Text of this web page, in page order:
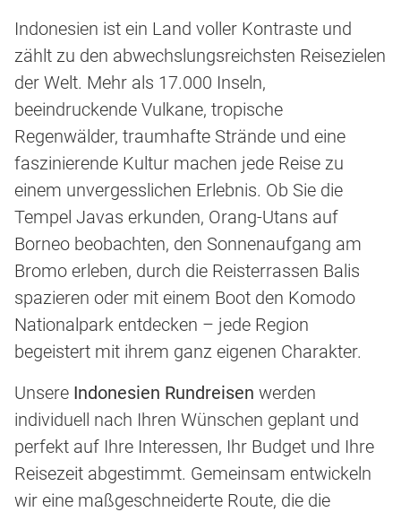
Indonesien ist ein Land voller Kontraste und
zählt zu den abwechslungsreichsten Reisezielen
der Welt. Mehr als 17.000 Inseln,
beeindruckende Vulkane, tropische
Regenwälder, traumhafte Strände und eine
faszinierende Kultur machen jede Reise zu
einem unvergesslichen Erlebnis. Ob Sie die
Tempel Javas erkunden, Orang-Utans auf
Borneo beobachten, den Sonnenaufgang am
Bromo erleben, durch die Reisterrassen Balis
spazieren oder mit einem Boot den Komodo
Nationalpark entdecken – jede Region
begeistert mit ihrem ganz eigenen Charakter.
Unsere Indonesien Rundreisen werden
individuell nach Ihren Wünschen geplant und
perfekt auf Ihre Interessen, Ihr Budget und Ihre
Reisezeit abgestimmt. Gemeinsam entwickeln
wir eine maßgeschneiderte Route, die die